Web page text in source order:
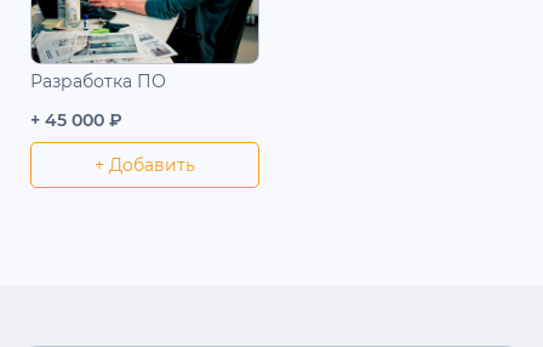
Разработка ПО
+ 45 000 ₽
+ Добавить